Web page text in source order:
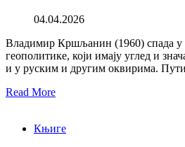
04.04.2026
Владимир Кршљанин (1960) спада у
геополитике, који имају углед и
и у руским и другим оквирима.
Read More
Књиге